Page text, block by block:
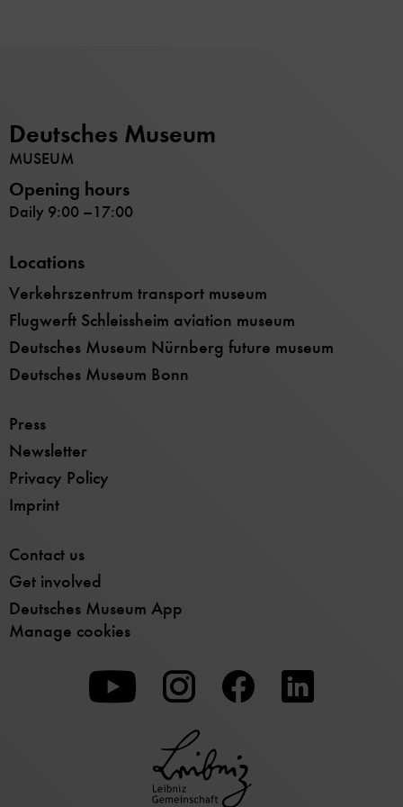
Deutsches Museum
MUSEUM
Opening hours
Daily 9:00 –17:00
Locations
Verkehrszentrum transport museum
Flugwerft Schleissheim aviation museum
Deutsches Museum Nürnberg future museum
Deutsches Museum Bonn
Press
Newsletter
Privacy Policy
Imprint
Contact us
Get involved
Deutsches Museum App
Manage cookies
To
our
Youtube
page
To
our
Instagram
page
To
our